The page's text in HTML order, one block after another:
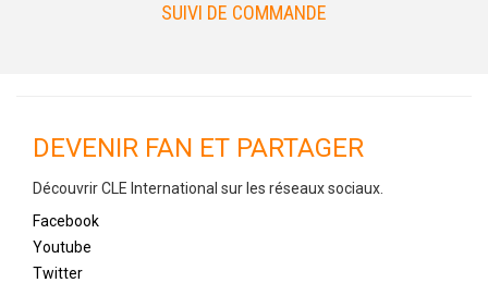
SUIVI DE COMMANDE
DEVENIR FAN ET PARTAGER
Découvrir CLE International sur les réseaux sociaux.
Facebook
Youtube
Twitter